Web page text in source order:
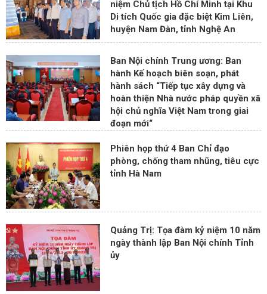
niệm Chủ tịch Hồ Chí Minh tại Khu
Di tích Quốc gia đặc biệt Kim Liên,
huyện Nam Đàn, tỉnh Nghệ An
Ban Nội chính Trung ương: Ban
hành Kế hoạch biên soạn, phát
hành sách “Tiếp tục xây dựng và
hoàn thiện Nhà nước pháp quyền xã
hội chủ nghĩa Việt Nam trong giai
đoạn mới“
Phiên họp thứ 4 Ban Chỉ đạo
phòng, chống tham nhũng, tiêu cực
tỉnh Hà Nam
Quảng Trị: Tọa đàm kỷ niệm 10 năm
ngày thành lập Ban Nội chính Tỉnh
ủy